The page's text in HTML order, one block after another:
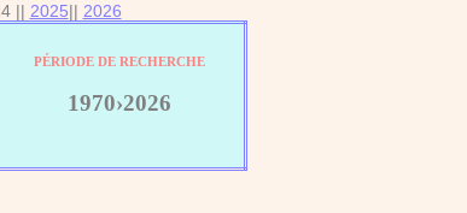
|| 2025|| 2026
PÉRIODE DE RECHERCHE
1970›2026